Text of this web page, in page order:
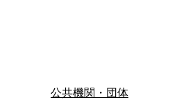
公共機関・団体